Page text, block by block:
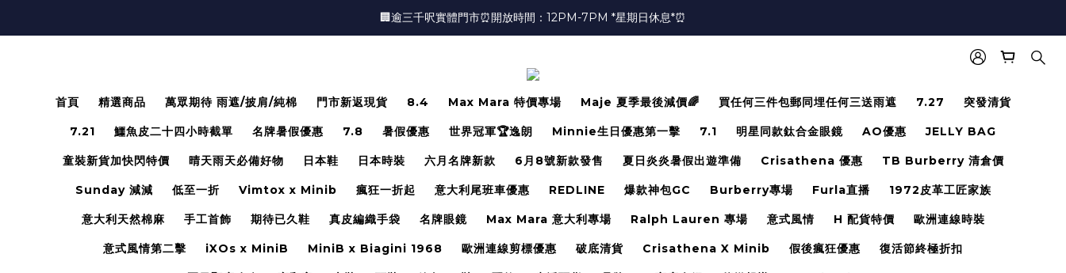
🏢逾三千呎實體門市⏰開放時間：12PM-7PM *星期日休息*⏰
🏢逾三千呎實體門市⏰開放時間：12PM-7PM *星期日休息*⏰
🏢逾三千呎實體門市⏰開放時間：12PM-7PM *星期日休息*⏰
首頁 精選商品 萬眾期待 雨遮/披肩/純棉 門市新返現貨 8.4 Max Mara 特價專場 Maje 夏季最後減價🌈 買任何三件包郵同埋任何三送雨遮 7.27 突發清貨
7.21 鱷魚皮二十四小時截單 名牌暑假優惠 7.8 暑假優惠 世界冠軍🏆逸朗 Minnie生日優惠第一擊 7.1 明星同款鈦合金眼鏡 AO優惠 JELLY BAG
童裝新貨加快閃特價 晴天雨天必備好物 日本鞋 日本時裝 六月名牌新款 6月8號新款發售 夏日炎炎暑假出遊準備 Crisathena 優惠 TB Burberry 清倉價
Sunday 減減 低至一折 Vimtox x Minib 瘋狂一折起 意大利尾班車優惠 REDLINE 爆款神包GC Burberry專場 Furla直播 1972皮革工匠家族
意大利天然棉麻 手工首飾 期待已久鞋 真皮編織手袋 名牌眼鏡 Max Mara 意大利專場 Ralph Lauren 專場 意式風情 H 配貨特價 歐洲連線時裝
意式風情第二擊 iXOs x MiniB MiniB x Biagini 1968 歐洲連線剪標優惠 破底清貨 Crisathena X Minib 假後瘋狂優惠 復活節終極折扣